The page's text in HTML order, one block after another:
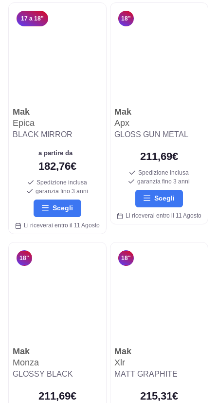
17 a 18"
Mak
Epica
BLACK MIRROR
a partire da
182,76€
Spedizione inclusa
garanzia fino 3 anni
Scegli
Li riceverai entro il 11 Agosto
18"
Mak
Apx
GLOSS GUN METAL
211,69€
Spedizione inclusa
garanzia fino 3 anni
Scegli
Li riceverai entro il 11 Agosto
18"
Mak
Monza
GLOSSY BLACK
211,69€
18"
Mak
Xlr
MATT GRAPHITE
215,31€